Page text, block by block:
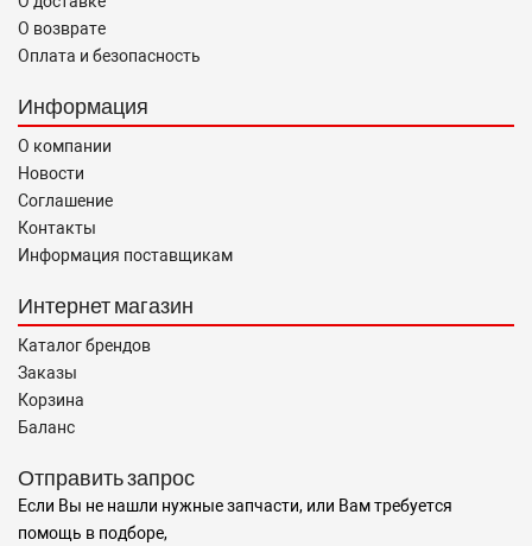
О возврате
Оплата и безопасность
Информация
О компании
Новости
Соглашение
Контакты
Информация поставщикам
Интернет магазин
Каталог брендов
Заказы
Корзина
Баланс
Отправить запрос
Если Вы не нашли нужные запчасти, или Вам требуется
помощь в подборе,